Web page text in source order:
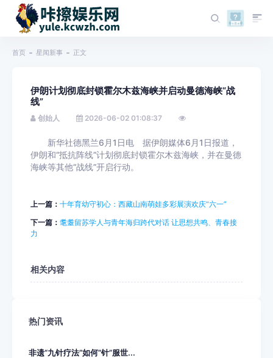
首页 星闻新事 正文
伊朗计划彻底封锁霍尔木兹海峡并启动曼德海峡“战
线”
创始人 2026-06-02 01:08:37
新华社德黑兰6月1日电 据伊朗媒体6月1日报道，
伊朗和“抵抗阵线”计划彻底封锁霍尔木兹海峡，并在曼德
海峡等其他“战线”开启行动。
上一篇： 十年育幼守初心：西藏山南萌娃多彩展演欢庆“六一”
下一篇： 耄耋留苏学人与青年海归跨代对话 让思想共鸣、青春接
力
相关内容
热门资讯
非遗“九针疗法”如何“针”服世...